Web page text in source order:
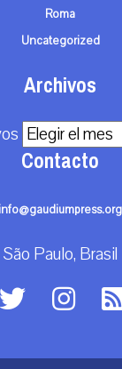
Roma
Uncategorized
Archivos
Contacto
info@gaudiumpress.org
São Paulo, Brasil